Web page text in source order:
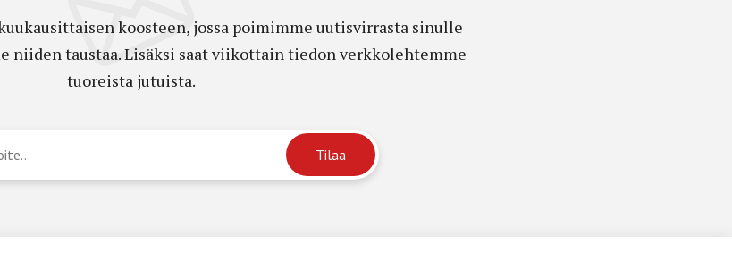
koosteen, jossa poimimme uutisvirrasta sinulle
niiden taustaa. Lisäksi saat viikottain tiedon verkkolehtemme
tuoreista jutuista.